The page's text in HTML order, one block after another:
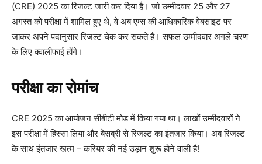
(CRE) 2025 का रिजल्ट जारी कर दिया है। जो उम्मीदवार 25 और 27
अगस्त को परीक्षा में शामिल हुए थे, वे अब एम्स की आधिकारिक वेबसाइट पर
जाकर अपने पदानुसार रिजल्ट चेक कर सकते हैं। सफल उम्मीदवार अगले चरण
के लिए क्वालीफाई होंगे।
परीक्षा का रोमांच
CRE 2025 का आयोजन सीबीटी मोड में किया गया था। लाखों उम्मीदवारों ने
इस परीक्षा में हिस्सा लिया और बेसब्री से रिजल्ट का इंतजार किया। अब रिजल्ट
के साथ इंतजार खत्म – करियर की नई उड़ान शुरू होने वाली है!